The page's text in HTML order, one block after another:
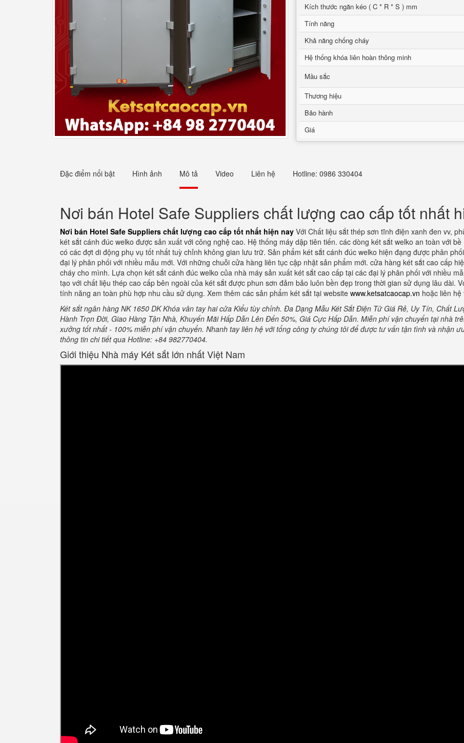
Kích thước ngăn kéo ( C * R * S ) mm
Tính năng
Khả năng chống cháy
Hệ thống khóa liên hoàn thông minh
Mầu sắc
Thương hiệu
Bảo hành
Giá
Đặc điểm nổi bật Hình ảnh Mô tả Video Liên hệ Hotline: 0986 330404
Nơi bán Hotel Safe Suppliers chất lượng cao cấp tốt nhất
Nơi bán Hotel Safe Suppliers chất lượng cao cấp tốt nhất hiện nay Với Chất liệu sắt thép sơn tĩnh điện xanh đen vv,
két sắt cánh đúc welko được sản xuất với công nghệ cao. Hệ thống máy dập tiên tiến. các dòng két sắt welko an toàn với
có các đợt di động phụ vụ tốt nhất tuỳ chỉnh không gian lưu trữ. Sản phẩm két sắt cánh đúc welko hiện đạng được phân
đại lý phân phối với nhiều mẫu mới. Với những chuỗi cửa hàng liên tục cập nhật sản phẩm mới. cửa hàng két sắt cao cấp
cháy cho mình. Lựa chọn két sắt cánh đúc welko của nhà máy sản xuất két sắt cao cấp tại các đại lý phân phối với nhiều
tạo với chất liệu thép cao cấp bên ngoài của két sắt được phun sơn đảm bảo luôn bền đẹp trong thời gian sử dụng lâu dài.
tính năng an toàn phù hợp nhu cầu sử dụng. Xem thêm các sản phẩm két sắt tại website www.ketsatcaocap.vn hoặc liên
Két sắt ngân hàng NK 1650 DK Khóa vân tay hai cửa Kiểu tùy chỉnh. Đa Dạng Mẫu Két Sắt Điện Tử Giá Rẻ, Uy Tín, Chất
Hành Trọn Đời, Giao Hàng Tận Nhà, Khuyến Mãi Hấp Dẫn Lên Đến 50%, Giá Cực Hấp Dẫn. Miễn phí vận chuyển tại nhà
xưởng tốt nhất - 100% miễn phí vận chuyển. Nhanh tay liên hệ với tổng công ty chúng tôi để được tư vấn tận tình và nhận
thông tin chi tiết qua Hotline: +84 982770404.
Giới thiệu Nhà máy Két sắt lớn nhất Việt Nam